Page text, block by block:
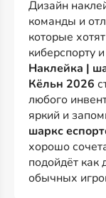
Дизайн
команды и
которые
киберспорту
Наклейка |
Кёльн 2026
любого
яркий и
шаркс
хорошо
подойдёт как
обычных